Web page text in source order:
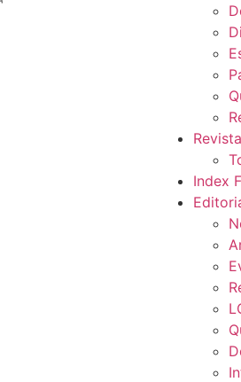
Index